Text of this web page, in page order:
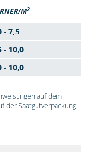
M2
- 7,5
- 10,0
- 10,0
auf dem
der Saatgutverpackung